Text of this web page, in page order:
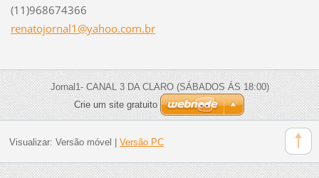
(11)968674366
renatojornal1@yahoo.com.br
Jornal1- CANAL 3 DA CLARO (SÁBADOS ÁS 18:00)
Crie um site gratuito
Visualizar: Versão móvel | Versão PC